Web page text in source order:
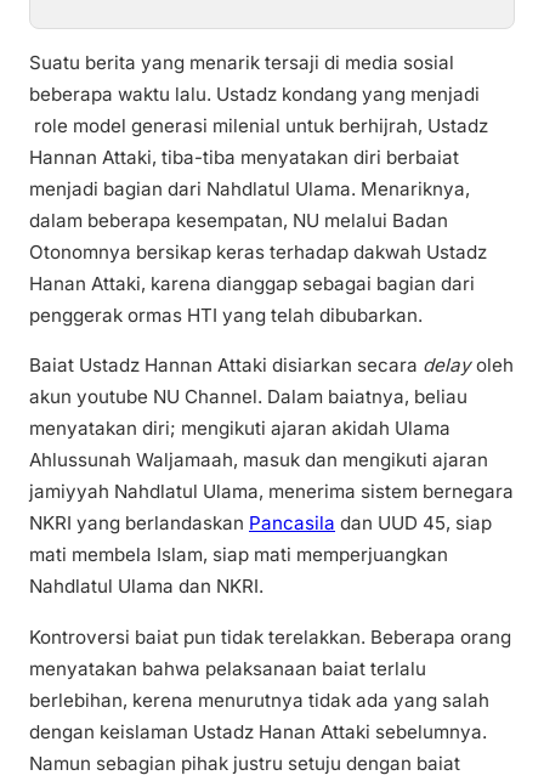
Suatu berita yang menarik tersaji di media sosial
beberapa waktu lalu. Ustadz kondang yang menjadi
role model generasi milenial untuk berhijrah, Ustadz
Hannan Attaki, tiba-tiba menyatakan diri berbaiat
menjadi bagian dari Nahdlatul Ulama. Menariknya,
dalam beberapa kesempatan, NU melalui Badan
Otonomnya bersikap keras terhadap dakwah Ustadz
Hanan Attaki, karena dianggap sebagai bagian dari
penggerak ormas HTI yang telah dibubarkan.
Baiat Ustadz Hannan Attaki disiarkan secara delayoleh
akun youtube NU Channel. Dalam baiatnya, beliau
menyatakan diri; mengikuti ajaran akidah Ulama
Ahlussunah Waljamaah, masuk dan mengikuti ajaran
jamiyyah Nahdlatul Ulama, menerima sistem bernegara
NKRI yang berlandaskan Pancasila dan UUD 45, siap
mati membela Islam, siap mati memperjuangkan
Nahdlatul Ulama dan NKRI.
Kontroversi baiat pun tidak terelakkan. Beberapa orang
menyatakan bahwa pelaksanaan baiat terlalu
berlebihan, kerena menurutnya tidak ada yang salah
dengan keislaman Ustadz Hanan Attaki sebelumnya.
Namun sebagian pihak justru setuju dengan baiat